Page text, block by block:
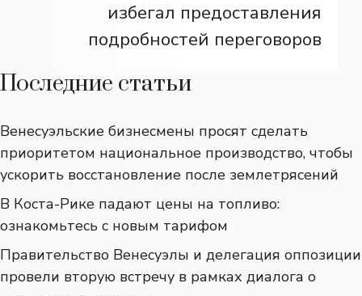
избегал предоставления
подробностей переговоров
Последние статьи
Венесуэльские бизнесмены просят сделать
приоритетом национальное производство, чтобы
ускорить восстановление после землетрясений
В Коста-Рике падают цены на топливо:
ознакомьтесь с новым тарифом
Правительство Венесуэлы и делегация оппозиции
провели вторую встречу в рамках диалога о